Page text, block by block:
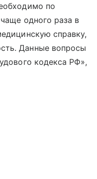
по
одного раза в
справку,
Данные вопросы
кодекса РФ»,